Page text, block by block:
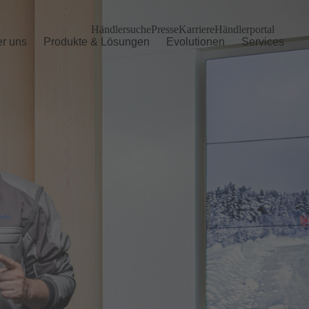
uns Produkte & Lösungen Evolutionen Services
HändlersuchePresseKarriereHändlerportal